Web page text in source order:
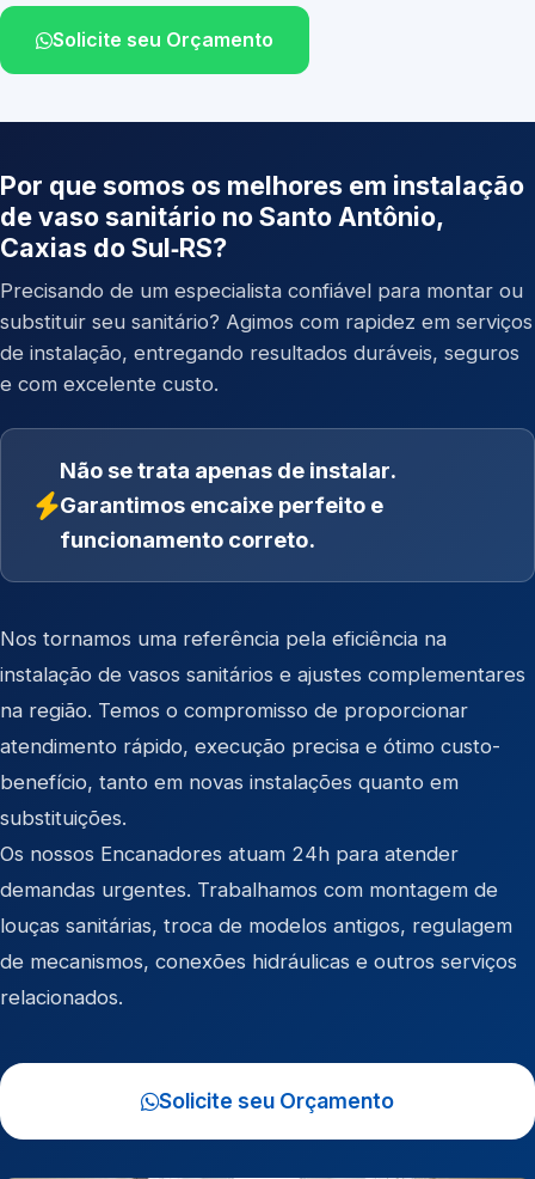
Solicite seu Orçamento
Por que somos os melhores em instalação
de vaso sanitário no Santo Antônio,
Caxias do Sul‑RS?
Precisando de um especialista confiável para montar ou
substituir seu sanitário? Agimos com rapidez em serviços
de instalação, entregando resultados duráveis, seguros
e com excelente custo.
Não se trata apenas de instalar.
Garantimos encaixe perfeito e
funcionamento correto.
Nos tornamos uma referência pela eficiência na
instalação de vasos sanitários e ajustes complementares
na região. Temos o compromisso de proporcionar
atendimento rápido, execução precisa e ótimo custo-
benefício, tanto em novas instalações quanto em
substituições.
Os nossos Encanadores atuam 24h para atender
demandas urgentes. Trabalhamos com montagem de
louças sanitárias, troca de modelos antigos, regulagem
de mecanismos, conexões hidráulicas e outros serviços
relacionados.
Solicite seu Orçamento